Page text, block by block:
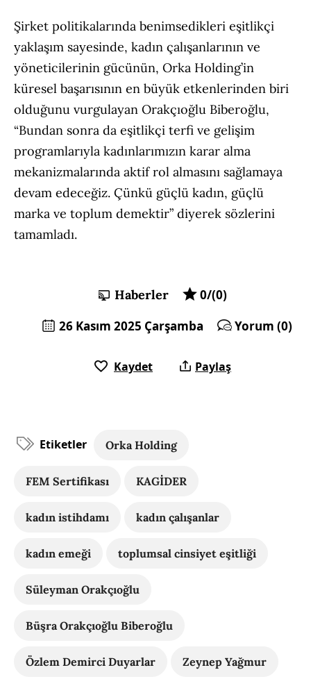
Şirket politikalarında benimsedikleri eşitlikçi
yaklaşım sayesinde, kadın çalışanlarının ve
yöneticilerinin gücünün, Orka Holding’in
küresel başarısının en büyük etkenlerinden biri
olduğunu vurgulayan Orakçıoğlu Biberoğlu,
“Bundan sonra da eşitlikçi terfi ve gelişim
programlarıyla kadınlarımızın karar alma
mekanizmalarında aktif rol almasını sağlamaya
devam edeceğiz. Çünkü güçlü kadın, güçlü
marka ve toplum demektir” diyerek sözlerini
tamamladı.
Haberler
0/(0)
26 Kasım 2025 Çarşamba
Yorum (0)
Kaydet Paylaş
Etiketler Orka Holding
FEM Sertifikası KAGİDER
kadın istihdamı kadın çalışanlar
kadın emeği toplumsal cinsiyet eşitliği
Süleyman Orakçıoğlu
Büşra Orakçıoğlu Biberoğlu
Özlem Demirci Duyarlar Zeynep Yağmur